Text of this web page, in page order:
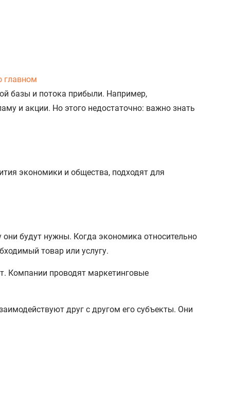
главном
базы и потока прибыли. Например,
и акции. Но этого недостаточно: важно знать
экономики и общества, подходят для
будут нужны. Когда экономика относительно
товар или услугу.
Компании проводят маркетинговые
друг с другом его субъекты. Они